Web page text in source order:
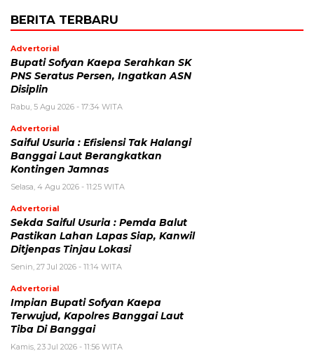
BERITA TERBARU
Advertorial
Bupati Sofyan Kaepa Serahkan SK
PNS Seratus Persen, Ingatkan ASN
Disiplin
Rabu, 5 Agu 2026 - 17:34 WITA
Advertorial
Saiful Usuria : Efisiensi Tak Halangi
Banggai Laut Berangkatkan
Kontingen Jamnas
Selasa, 4 Agu 2026 - 11:25 WITA
Advertorial
Sekda Saiful Usuria : Pemda Balut
Pastikan Lahan Lapas Siap, Kanwil
Ditjenpas Tinjau Lokasi
Senin, 27 Jul 2026 - 11:14 WITA
Advertorial
Impian Bupati Sofyan Kaepa
Terwujud, Kapolres Banggai Laut
Tiba Di Banggai
Kamis, 23 Jul 2026 - 11:56 WITA